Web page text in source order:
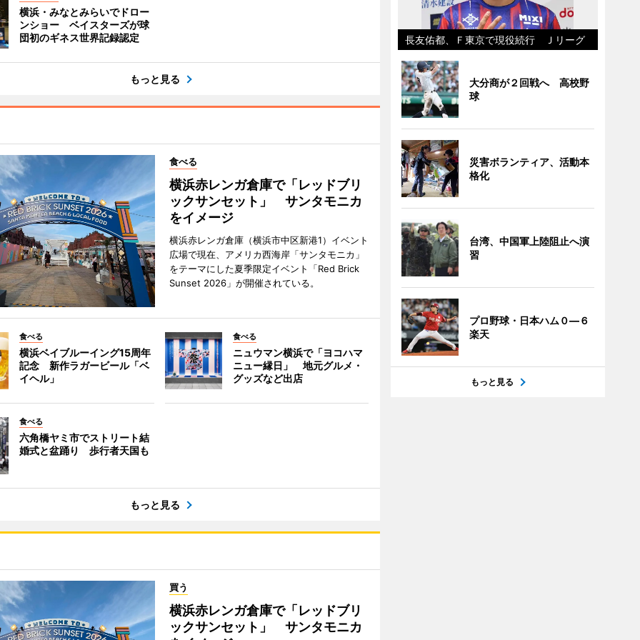
横浜・みなとみらいでドロー
ンショー ベイスターズが球
団初のギネス世界記録認定
もっと見る
食べる
横浜赤レンガ倉庫で「レッドブリ
ックサンセット」 サンタモニカ
をイメージ
横浜赤レンガ倉庫（横浜市中区新港1）イベント
広場で現在、アメリカ西海岸「サンタモニカ」
をテーマにした夏季限定イベント「Red Brick
Sunset 2026」が開催されている。
食べる
横浜ベイブルーイング15周年
記念 新作ラガービール「ベ
イヘル」
食べる
ニュウマン横浜で「ヨコハマ
ニュー縁日」 地元グルメ・
グッズなど出店
食べる
六角橋ヤミ市でストリート結
婚式と盆踊り 歩行者天国も
もっと見る
買う
横浜赤レンガ倉庫で「レッドブリ
ックサンセット」 サンタモニカ
長友佑都、Ｆ東京で現役続行 Ｊリーグ
大分商が２回戦へ 高校野
球
災害ボランティア、活動本
格化
台湾、中国軍上陸阻止へ演
習
プロ野球・日本ハム０―６
楽天
もっと見る